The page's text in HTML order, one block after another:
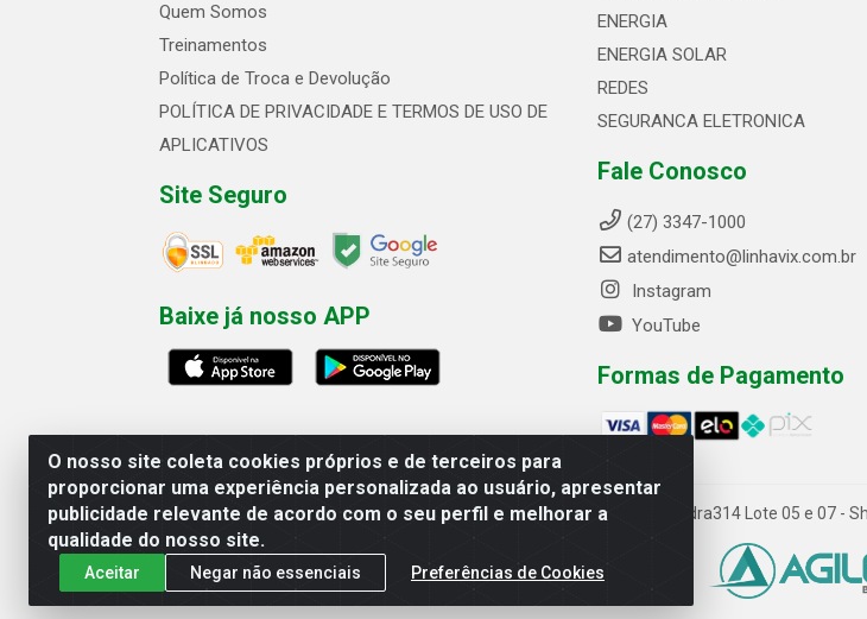
O nosso site coleta cookies próprios e de terceiros para
proporcionar uma experiência personalizada ao usuário, apresentar
publicidade relevante de acordo com o seu perfil e melhorar a
qualidade do nosso site.
Aceitar Negar não essenciais Preferências de Cookies
Quem Somos
Treinamentos
Política de Troca e Devolução
POLÍTICA DE PRIVACIDADE E TERMOS DE USO DE
APLICATIVOS
Site Seguro
Baixe já nosso APP
ENERGIA
ENERGIA SOLAR
REDES
SEGURANCA ELETRONICA
Fale Conosco
(27) 3347-1000
atendimento@linhavix.com.br
Instagram
YouTube
Formas de Pagamento
Linhavix Distribuidora LTDA - Avenida Alegre, 2521 - Quadra314 Lote 05 e 07 -